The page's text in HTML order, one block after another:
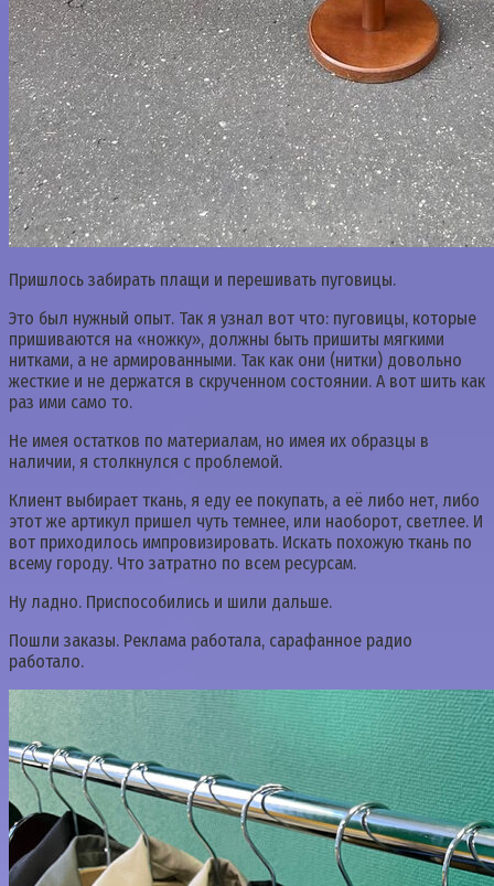
Пришлось забирать плащи и перешивать пуговицы.
Это был нужный опыт. Так я узнал вот что: пуговицы, которые
пришиваются на «ножку», должны быть пришиты мягкими
нитками, а не армированными. Так как они (нитки) довольно
жесткие и не держатся в скрученном состоянии. А вот шить как
раз ими само то.
Не имея остатков по материалам, но имея их образцы в
наличии, я столкнулся с проблемой.
Клиент выбирает ткань, я еду ее покупать, а её либо нет, либо
этот же артикул пришел чуть темнее, или наоборот, светлее. И
вот приходилось импровизировать. Искать похожую ткань по
всему городу. Что затратно по всем ресурсам.
Ну ладно. Приспособились и шили дальше.
Пошли заказы. Реклама работала, сарафанное радио
работало.